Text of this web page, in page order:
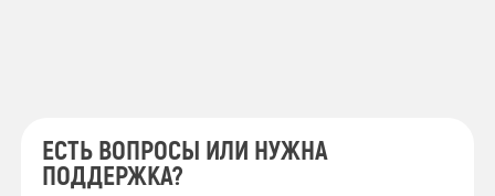
ЕСТЬ ВОПРОСЫ ИЛИ НУЖНА
ПОДДЕРЖКА?